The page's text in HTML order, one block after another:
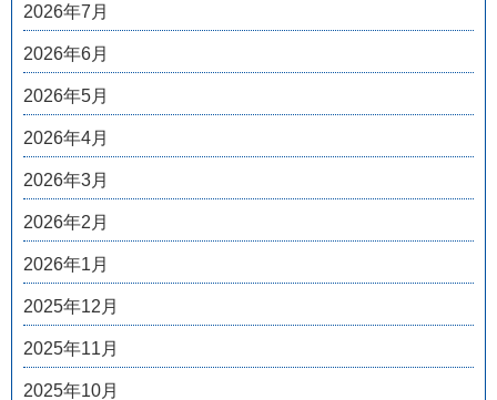
2026年7月
2026年6月
2026年5月
2026年4月
2026年3月
2026年2月
2026年1月
2025年12月
2025年11月
2025年10月